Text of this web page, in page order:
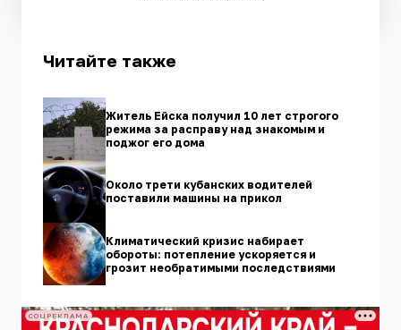
Читайте также
Житель Ейска получил 10 лет строгого
режима за расправу над знакомым и
поджог его дома
Около трети кубанских водителей
поставили машины на прикол
Климатический кризис набирает
обороты: потепление ускоряется и
грозит необратимыми последствиями
СОЦРЕКЛАМА